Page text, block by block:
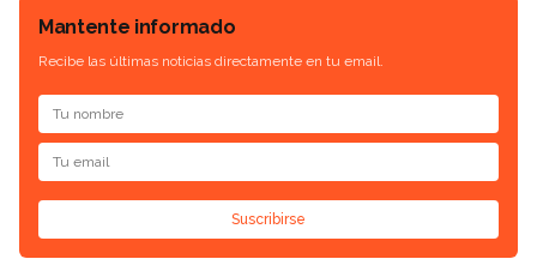
Mantente informado
Recibe las últimas noticias directamente en tu email.
Suscribirse